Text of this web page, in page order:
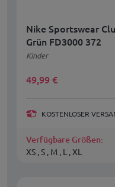
Nike Sportswear
Grün FD3000 372
Kinder
49,99 €
KOSTENLOSER
Verfügbare Größen:
XS , S , M , L , XL